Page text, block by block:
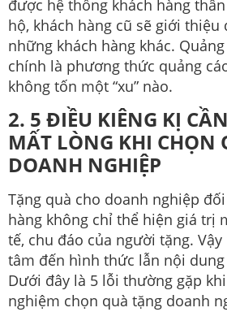
được hệ thống khách hàng
hộ, khách hàng cũ sẽ giới thiệu
những khách hàng khác.
chính là phương thức quảng
không tốn một “xu” nào.
2. 5 ĐIỀU KIÊNG KỊ
MẤT LÒNG KHI CHỌN
DOANH NGHIỆP
Tặng quà cho doanh nghiệp
hàng không chỉ thể hiện giá trị
tế, chu đáo của người tặng.
tâm đến hình thức lẫn nội
Dưới đây là 5 lỗi thường gặp
nghiệm chọn quà tặng doanh